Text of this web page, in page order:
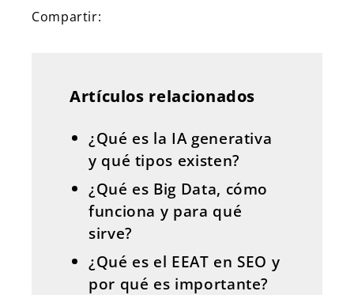
Compartir:
Artículos relacionados
¿Qué es la IA generativa
y qué tipos existen?
¿Qué es Big Data, cómo
funciona y para qué
sirve?
¿Qué es el EEAT en SEO y
por qué es importante?